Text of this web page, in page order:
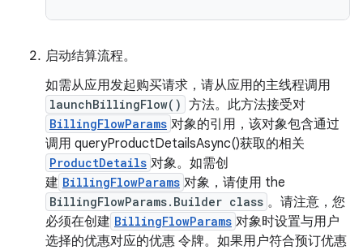
启动结算流程。
如需从应用发起购买请求，请从应用的主线程调用
launchBillingFlow() 方法。此方法接受对
BillingFlowParams 对象的引用，该对象包含通过
调用 queryProductDetailsAsync()获取的相关
ProductDetails 对象。如需创
建 BillingFlowParams 对象，请使用 the
BillingFlowParams.Builder class 。请注意，您
必须在创建 BillingFlowParams 对象时设置与用户
选择的优惠对应的优惠 令牌。如果用户符合预订优惠